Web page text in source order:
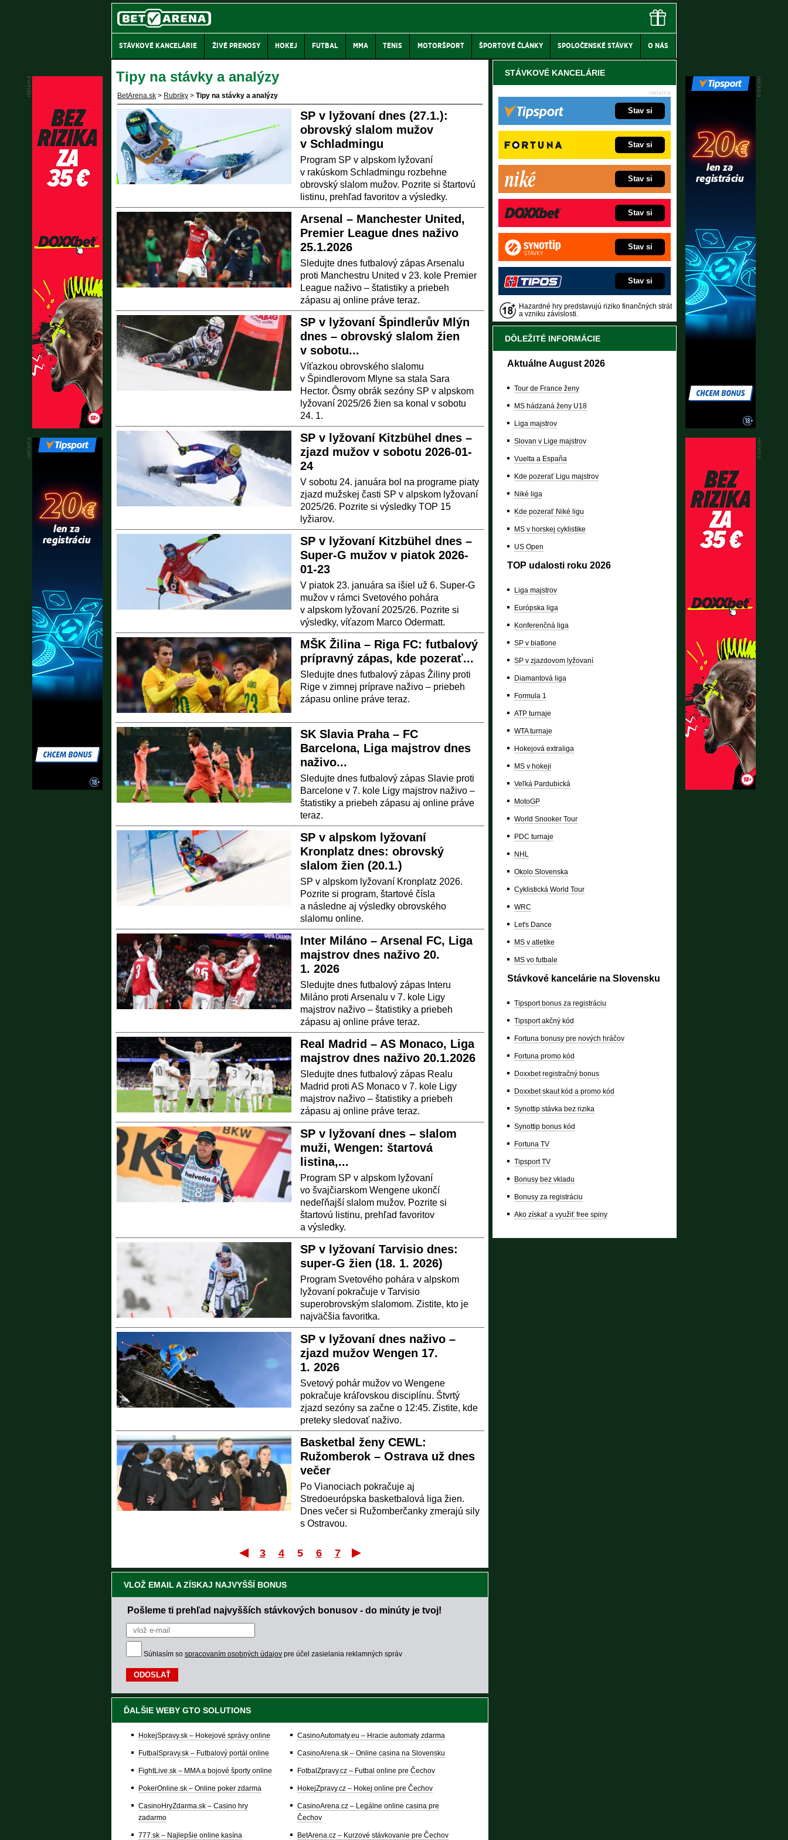
STÁVKOVÉ KANCELÁRIE ŽIVÉ PRENOSY HOKEJ FUTBAL MMA TENIS MOTORŠPORT ŠPORTOVÉ ČLÁNKY SPOLOČENSKÉ STÁVKY O NÁS
Tipy na stávky a analýzy
BetArena.sk > Rubriky > Tipy na stávky a analýzy
SP v lyžovaní dnes (27.1.):
obrovský slalom mužov
v Schladmingu
Program SP v alpskom lyžovaní
v rakúskom Schladmingu rozbehne
obrovský slalom mužov. Pozrite si štartovú
listinu, prehľad favoritov a výsledky.
Arsenal – Manchester United,
Premier League dnes naživo
25.1.2026
Sledujte dnes futbalový zápas Arsenalu
proti Manchestru United v 23. kole Premier
League naživo – štatistiky a priebeh
zápasu aj online práve teraz.
SP v lyžovaní Špindlerův Mlýn
dnes – obrovský slalom žien
v sobotu...
Víťazkou obrovského slalomu
v Špindlerovom Mlyne sa stala Sara
Hector. Ôsmy obrák sezóny SP v alpskom
lyžovaní 2025/26 žien sa konal v sobotu
24. 1.
SP v lyžovaní Kitzbühel dnes –
zjazd mužov v sobotu 2026-01-
24
V sobotu 24. januára bol na programe piaty
zjazd mužskej časti SP v alpskom lyžovaní
2025/26. Pozrite si výsledky TOP 15
lyžiarov.
SP v lyžovaní Kitzbühel dnes –
Super-G mužov v piatok 2026-
01-23
V piatok 23. januára sa išiel už 6. Super-G
mužov v rámci Svetového pohára
v alpskom lyžovaní 2025/26. Pozrite si
výsledky, víťazom Marco Odermatt.
MŠK Žilina – Riga FC: futbalový
prípravný zápas, kde pozerať...
Sledujte dnes futbalový zápas Žiliny proti
Rige v zimnej príprave naživo – priebeh
zápasu online práve teraz.
SK Slavia Praha – FC
Barcelona, Liga majstrov dnes
naživo...
Sledujte dnes futbalový zápas Slavie proti
Barcelone v 7. kole Ligy majstrov naživo –
štatistiky a priebeh zápasu aj online práve
teraz.
SP v alpskom lyžovaní
Kronplatz dnes: obrovský
slalom žien (20.1.)
SP v alpskom lyžovaní Kronplatz 2026.
Pozrite si program, štartové čísla
a následne aj výsledky obrovského
slalomu online.
Inter Miláno – Arsenal FC, Liga
majstrov dnes naživo 20.
1. 2026
Sledujte dnes futbalový zápas Interu
Miláno proti Arsenalu v 7. kole Ligy
majstrov naživo – štatistiky a priebeh
zápasu aj online práve teraz.
Real Madrid – AS Monaco, Liga
majstrov dnes naživo 20.1.2026
Sledujte dnes futbalový zápas Realu
Madrid proti AS Monaco v 7. kole Ligy
majstrov naživo – štatistiky a priebeh
zápasu aj online práve teraz.
SP v lyžovaní dnes – slalom
muži, Wengen: štartová
listina,...
Program SP v alpskom lyžovaní
vo švajčiarskom Wengene ukončí
nedeľňajší slalom mužov. Pozrite si
štartovú listinu, prehľad favoritov
a výsledky.
SP v lyžovaní Tarvisio dnes:
super-G žien (18. 1. 2026)
Program Svetového pohára v alpskom
lyžovaní pokračuje v Tarvisio
superobrovským slalomom. Zistite, kto je
najväčšia favoritka.
SP v lyžovaní dnes naživo –
zjazd mužov Wengen 17.
1. 2026
Svetový pohár mužov vo Wengene
pokračuje kráľovskou disciplínu. Štvrtý
zjazd sezóny sa začne o 12:45. Zistite, kde
preteky sledovať naživo.
Basketbal ženy CEWL:
Ružomberok – Ostrava už dnes
večer
Po Vianociach pokračuje aj
Stredoeurópska basketbalová liga žien.
Dnes večer si Ružomberčanky zmerajú sily
s Ostravou.
Prvý
3 4 5 6 7
VLOŽ EMAIL A ZÍSKAJ NAJVYŠŠÍ BONUS
Pošleme ti prehľad najvyšších stávkových bonusov - do minúty je tvoj!
Súhlasím so spracovaním osobných údajov pre účel zasielania reklamných správ
ĎALŠIE WEBY GTO SOLUTIONS
HokejSpravy.sk – Hokejové správy online
FutbalSpravy.sk – Futbalový portál online
FightLive.sk – MMA a bojové športy online
PokerOnline.sk – Online poker zdarma
CasinoHryZdarma.sk – Casino hry
zadarmo
777.sk – Najlepšie online kasína
CasinoAutomaty.eu – Hracie automaty zdarma
CasinoArena.sk – Online casina na Slovensku
FotbalZpravy.cz – Futbal online pre Čechov
HokejZpravy.cz – Hokej online pre Čechov
CasinoArena.cz – Legálne online casina pre
Čechov
BetArena.cz – Kurzové stávkovanie pre Čechov
STÁVKOVÉ KANCELÁRIE
Stav si
Stav si
Stav si
Stav si
Stav si
Stav si
Hazardné hry predstavujú riziko finančných strát
a vzniku závislosti.
DÔLEŽITÉ INFORMÁCIE
Aktuálne August 2026
Tour de France ženy
MS hádzaná ženy U18
Liga majstrov
Slovan v Lige majstrov
Vuelta a España
Kde pozerať Ligu majstrov
Niké liga
Kde pozerať Niké ligu
MS v horskej cyklistike
US Open
TOP udalosti roku 2026
Liga majstrov
Európska liga
Konferenčná liga
SP v biatlone
SP v zjazdovom lyžovaní
Diamantová liga
Formula 1
ATP turnaje
WTA turnaje
Hokejová extraliga
MS v hokeji
Veľká Pardubická
MotoGP
World Snooker Tour
PDC turnaje
NHL
Okolo Slovenska
Cyklistická World Tour
WRC
Let's Dance
MS v atletike
MS vo futbale
Stávkové kancelárie na Slovensku
Tipsport bonus za registráciu
Tipsport akčný kód
Fortuna bonusy pre nových hráčov
Fortuna promo kód
Doxxbet registračný bonus
Doxxbet skaut kód a promo kód
Synottip stávka bez rizika
Synottip bonus kód
Fortuna TV
Tipsport TV
Bonusy bez vkladu
Bonusy za registráciu
Ako získať a využiť free spiny